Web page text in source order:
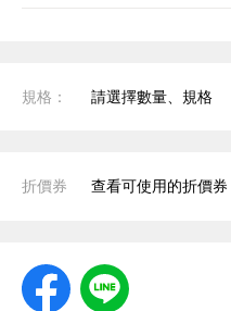
規格： 請選擇數量、規格
折價券 查看可使用的折價券